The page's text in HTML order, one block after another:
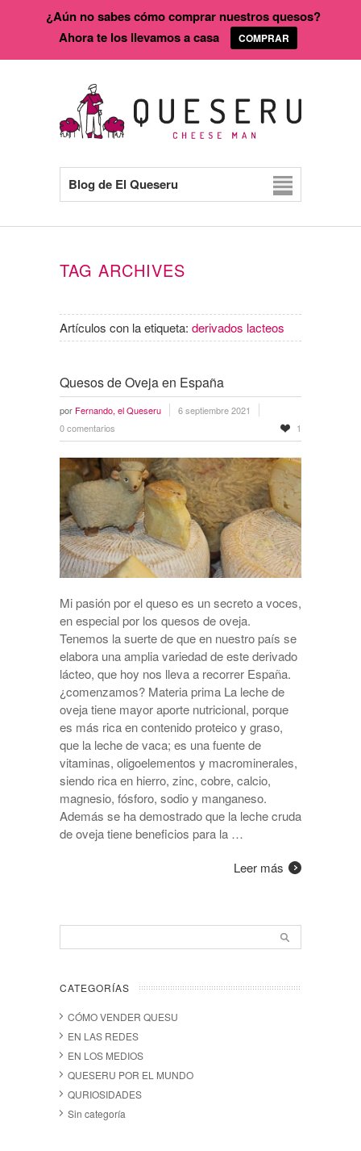
Blog de El Queseru
TAG ARCHIVES
Artículos con la etiqueta: derivados lacteos
Quesos de Oveja en España
por Fernando, el Queseru
6 septiembre 2021
0 comentarios
1
Mi pasión por el queso es un secreto a voces,
en especial por los quesos de oveja.
Tenemos la suerte de que en nuestro país se
elabora una amplia variedad de este derivado
lácteo, que hoy nos lleva a recorrer España.
¿comenzamos? Materia prima La leche de
oveja tiene mayor aporte nutricional, porque
es más rica en contenido proteico y graso,
que la leche de vaca; es una fuente de
vitaminas, oligoelementos y macrominerales,
siendo rica en hierro, zinc, cobre, calcio,
magnesio, fósforo, sodio y manganeso.
Además se ha demostrado que la leche cruda
de oveja tiene beneficios para la …
Leer más
CATEGORÍAS
CÓMO VENDER QUESU
EN LAS REDES
EN LOS MEDIOS
QUESERU POR EL MUNDO
QURIOSIDADES
Sin categoría
¿Aún no sabes cómo comprar nuestros quesos?
Ahora te los llevamos a casa
COMPRAR